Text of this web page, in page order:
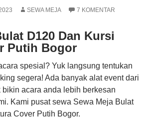
SEWA MEJA 7 KOMENTAR
D120 Dan Kursi
Putih Bogor
spesial? Yuk langsung tentukan
segera! Ada banyak alat event dari
acara anda lebih berkesan
Kami pusat sewa Sewa Meja Bulat
Cover Putih Bogor.